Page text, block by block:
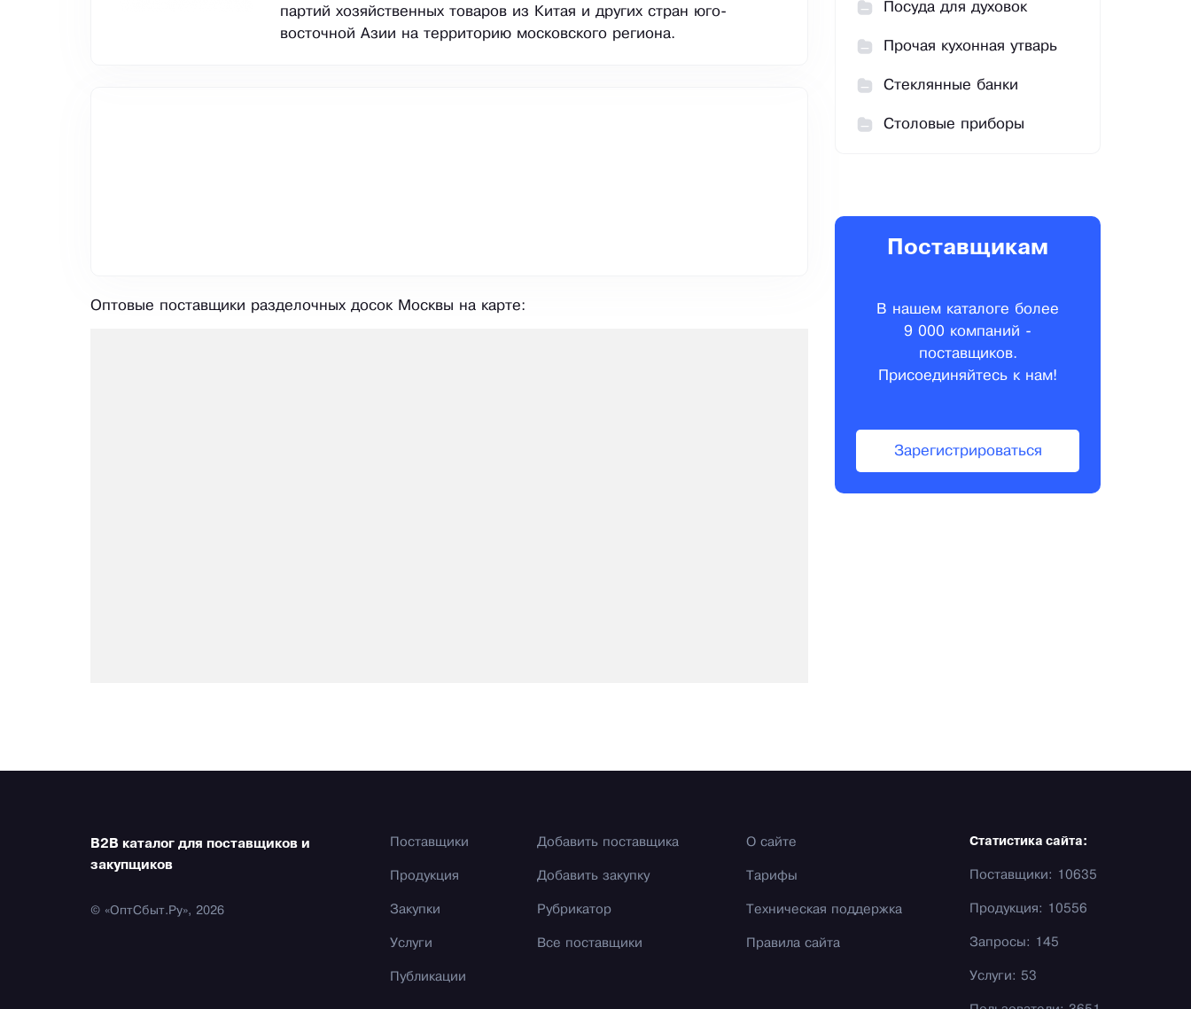
партий хозяйственных товаров из Китая и других стран юго-
восточной Азии на территорию московского региона.
Оптовые поставщики разделочных досок Москвы на карте:
Посуда для духовок
Прочая кухонная утварь
Стеклянные банки
Столовые приборы
Поставщикам
В нашем каталоге более
9 000 компаний -
поставщиков.
Присоединяйтесь к нам!
Зарегистрироваться
B2B каталог для поставщиков и
закупщиков
© «ОптСбыт.Ру», 2026
Поставщики
Продукция
Закупки
Услуги
Публикации
Добавить поставщика
Добавить закупку
Рубрикатор
Все поставщики
О сайте
Тарифы
Техническая поддержка
Правила сайта
Статистика сайта:
Поставщики: 10635
Продукция: 10556
Запросы: 145
Услуги: 53